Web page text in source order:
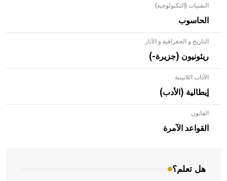
التقنيات (التكنولوجية)
الحاسوب
التاريخ و الجغرافية و الآثار
ريئونيون (جزيرة-)
الآداب اللاتينية
إيطالية (الأدب)
القانون
القواعد الآمرة
هل تعلم؟
- هل تعلم أن الأبلق نوع من الفنون الهندسية التي ارتبطت
بالعمارة الإسلامية في بلاد الشام ومصر خاصة، حيث يحرص
المعمار على بناء مداميكه وخاصة في الواجهات